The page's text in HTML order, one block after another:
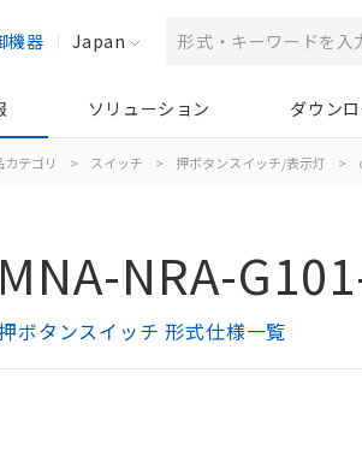
機器 Japan
ソリューション ダウン
カテゴリ > スイッチ > 押ボタンスイッチ/表示灯 >
NRA-
ボタンスイッチ 形式仕様一覧